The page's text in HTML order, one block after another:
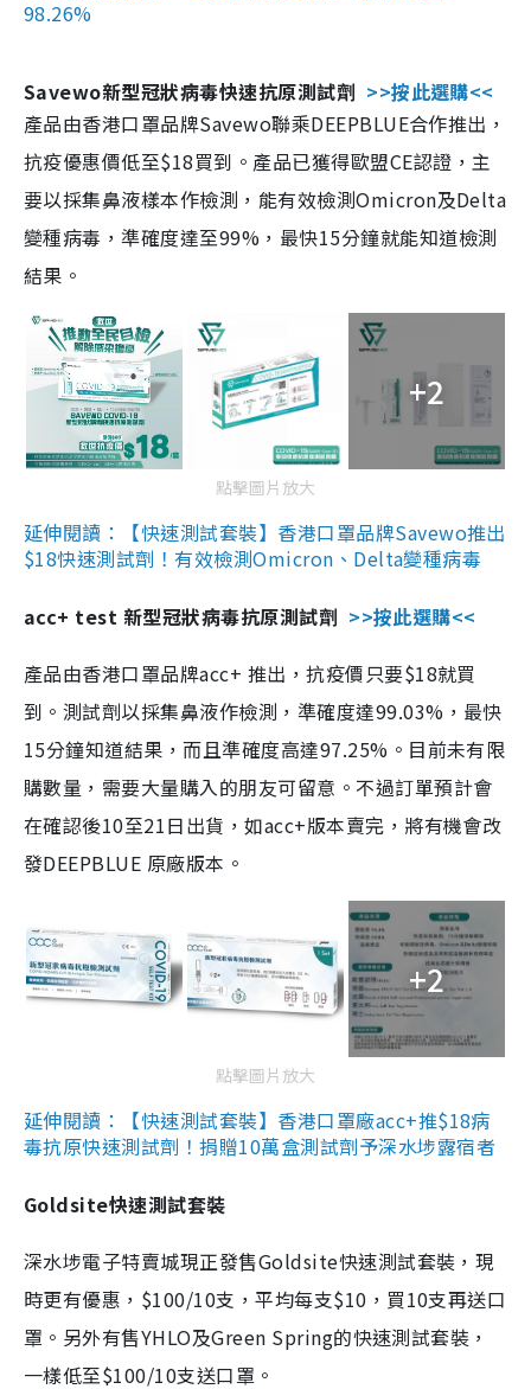
98.26%
Savewo新型冠狀病毒快速抗原測試劑 >>按此選購<<
產品由香港口罩品牌Savewo聯乘DEEPBLUE合作推出，
抗疫優惠價低至$18買到。產品已獲得歐盟CE認證，主
要以採集鼻液樣本作檢測，能有效檢測Omicron及Delta
變種病毒，準確度達至99%，最快15分鐘就能知道檢測
結果。
+2
點擊圖片放大
延伸閱讀：【快速測試套裝】香港口罩品牌Savewo推出
$18快速測試劑！有效檢測Omicron、Delta變種病毒
acc+ test 新型冠狀病毒抗原測試劑 >>按此選購<<
產品由香港口罩品牌acc+ 推出，抗疫價只要$18就買
到。測試劑以採集鼻液作檢測，準確度達99.03%，最快
15分鐘知道結果，而且準確度高達97.25%。目前未有限
購數量，需要大量購入的朋友可留意。不過訂單預計會
在確認後10至21日出貨，如acc+版本賣完，將有機會改
發DEEPBLUE 原廠版本。
+2
點擊圖片放大
延伸閱讀：【快速測試套裝】香港口罩廠acc+推$18病
毒抗原快速測試劑！捐贈10萬盒測試劑予深水埗露宿者
Goldsite快速測試套裝
深水埗電子特賣城現正發售Goldsite快速測試套裝，現
時更有優惠，$100/10支，平均每支$10，買10支再送口
罩。另外有售YHLO及Green Spring的快速測試套裝，
一樣低至$100/10支送口罩。